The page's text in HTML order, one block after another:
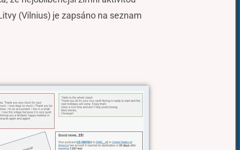
(Vilnius) je zapsáno na seznam